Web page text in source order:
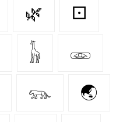
🌿 ⚀
𓃱 𓁾
𓃮 🌏